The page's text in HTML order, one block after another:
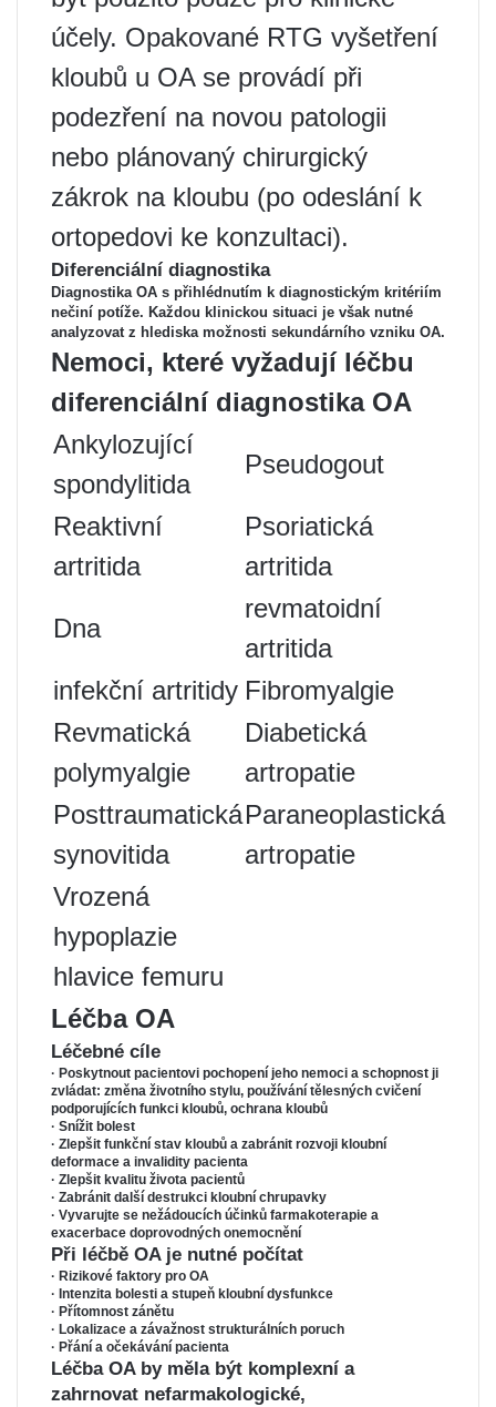
účely. Opakované RTG vyšetření
kloubů u OA se provádí při
podezření na novou patologii
nebo plánovaný chirurgický
zákrok na kloubu (po odeslání k
ortopedovi ke konzultaci).
Diferenciální diagnostika
Diagnostika OA s přihlédnutím k diagnostickým kritériím
nečiní potíže. Každou klinickou situaci je však nutné
analyzovat z hlediska možnosti sekundárního vzniku OA.
Nemoci, které vyžadují léčbu
diferenciální diagnostika OA
Ankylozující
spondylitida
Pseudogout
Reaktivní
artritida
Psoriatická
artritida
Dna
revmatoidní
artritida
infekční artritidy Fibromyalgie
Revmatická
polymyalgie
Diabetická
artropatie
Posttraumatická
synovitida
Paraneoplastická
artropatie
Vrozená
hypoplazie
hlavice femuru
Léčba OA
Léčebné cíle
· Poskytnout pacientovi pochopení jeho nemoci a schopnost ji
zvládat: změna životního stylu, používání tělesných cvičení
podporujících funkci kloubů, ochrana kloubů
· Snížit bolest
· Zlepšit funkční stav kloubů a zabránit rozvoji kloubní
deformace a invalidity pacienta
· Zlepšit kvalitu života pacientů
· Zabránit další destrukci kloubní chrupavky
· Vyvarujte se nežádoucích účinků farmakoterapie a
exacerbace doprovodných onemocnění
Při léčbě OA je nutné počítat
· Rizikové faktory pro OA
· Intenzita bolesti a stupeň kloubní dysfunkce
· Přítomnost zánětu
· Lokalizace a závažnost strukturálních poruch
· Přání a očekávání pacienta
Léčba OA by měla být komplexní a
zahrnovat nefarmakologické,